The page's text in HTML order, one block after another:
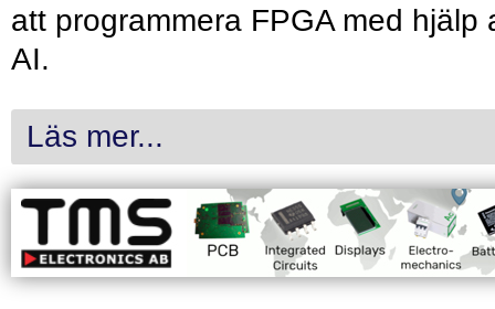
att programmera FPGA med hjälp
AI.
Läs mer...